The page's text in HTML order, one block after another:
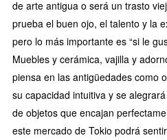
de arte antigua o será un trasto
prueba el buen ojo, el talento y la
pero lo más importante es “si le
Muebles y cerámica, vajilla y
piensa en las antigüedades como
su capacidad intuitiva y se
de objetos que encajan
este mercado de Tokio podrá